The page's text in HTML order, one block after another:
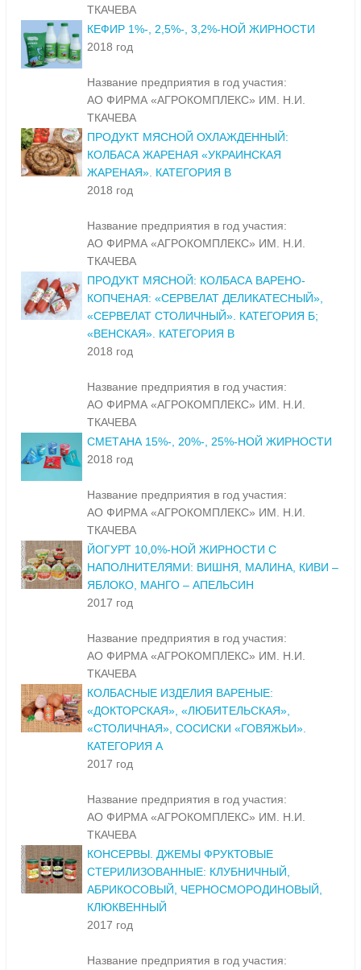
ТКАЧЕВА
КЕФИР 1%-, 2,5%-, 3,2%-НОЙ ЖИРНОСТИ
2018 год
Название предприятия в год участия:
АО ФИРМА «АГРОКОМПЛЕКС» ИМ. Н.И.
ТКАЧЕВА
ПРОДУКТ МЯСНОЙ ОХЛАЖДЕННЫЙ:
КОЛБАСА ЖАРЕНАЯ «УКРАИНСКАЯ
ЖАРЕНАЯ». КАТЕГОРИЯ В
2018 год
Название предприятия в год участия:
АО ФИРМА «АГРОКОМПЛЕКС» ИМ. Н.И.
ТКАЧЕВА
ПРОДУКТ МЯСНОЙ: КОЛБАСА ВАРЕНО-
КОПЧЕНАЯ: «СЕРВЕЛАТ ДЕЛИКАТЕСНЫЙ»,
«СЕРВЕЛАТ СТОЛИЧНЫЙ». КАТЕГОРИЯ Б;
«ВЕНСКАЯ». КАТЕГОРИЯ В
2018 год
Название предприятия в год участия:
АО ФИРМА «АГРОКОМПЛЕКС» ИМ. Н.И.
ТКАЧЕВА
СМЕТАНА 15%-, 20%-, 25%-НОЙ ЖИРНОСТИ
2018 год
Название предприятия в год участия:
АО ФИРМА «АГРОКОМПЛЕКС» ИМ. Н.И.
ТКАЧЕВА
ЙОГУРТ 10,0%-НОЙ ЖИРНОСТИ С
НАПОЛНИТЕЛЯМИ: ВИШНЯ, МАЛИНА, КИВИ –
ЯБЛОКО, МАНГО – АПЕЛЬСИН
2017 год
Название предприятия в год участия:
АО ФИРМА «АГРОКОМПЛЕКС» ИМ. Н.И.
ТКАЧЕВА
КОЛБАСНЫЕ ИЗДЕЛИЯ ВАРЕНЫЕ:
«ДОКТОРСКАЯ», «ЛЮБИТЕЛЬСКАЯ»,
«СТОЛИЧНАЯ», СОСИСКИ «ГОВЯЖЬИ».
КАТЕГОРИЯ А
2017 год
Название предприятия в год участия:
АО ФИРМА «АГРОКОМПЛЕКС» ИМ. Н.И.
ТКАЧЕВА
КОНСЕРВЫ. ДЖЕМЫ ФРУКТОВЫЕ
СТЕРИЛИЗОВАННЫЕ: КЛУБНИЧНЫЙ,
АБРИКОСОВЫЙ, ЧЕРНОСМОРОДИНОВЫЙ,
КЛЮКВЕННЫЙ
2017 год
Название предприятия в год участия: